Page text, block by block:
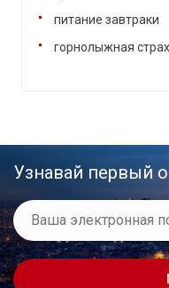
питание завтраки
горнолыжная
Узнавай первый